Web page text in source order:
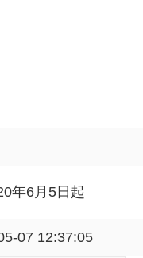
年6月5日起
07 12:37:05